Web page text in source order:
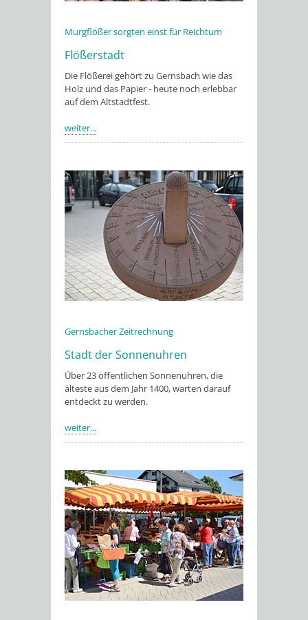
Murgflößer sorgten einst für Reichtum
Flößerstadt
Die Flößerei gehört zu Gernsbach wie das
Holz und das Papier - heute noch erlebbar
auf dem Altstadtfest.
weiter...
Gernsbacher Zeitrechnung
Stadt der Sonnenuhren
Über 23 öffentlichen Sonnenuhren, die
älteste aus dem Jahr 1400, warten darauf
entdeckt zu werden.
weiter...